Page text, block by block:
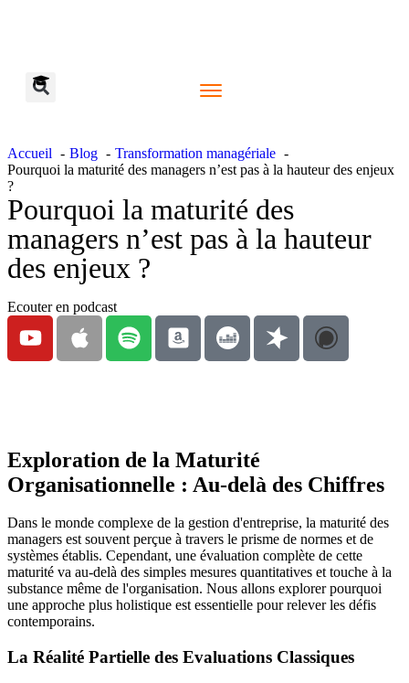
Accueil Blog
Transformation managériale
Pourquoi la maturité des managers n’est pas à la hauteur des enjeux
?
Pourquoi la maturité des
managers n’est pas à la hauteur
des enjeux ?
Ecouter en podcast
Exploration de la Maturité
Organisationnelle : Au-delà des Chiffres
Dans le monde complexe de la gestion d'entreprise, la maturité des
managers est souvent perçue à travers le prisme de normes et de
systèmes établis. Cependant, une évaluation complète de cette
maturité va au-delà des simples mesures quantitatives et touche à la
substance même de l'organisation. Nous allons explorer pourquoi
une approche plus holistique est essentielle pour relever les défis
contemporains.
La Réalité Partielle des Evaluations Classiques